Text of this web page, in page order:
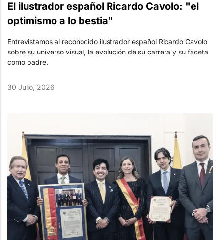
El ilustrador español Ricardo Cavolo: "el
optimismo a lo bestia"
Entrevistamos al reconocido ilustrador español Ricardo Cavolo
sobre su universo visual, la evolución de su carrera y su faceta
como padre.
30 Julio, 2026